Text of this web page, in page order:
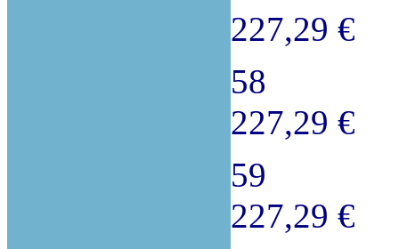
227,29 €
58
227,29 €
59
227,29 €